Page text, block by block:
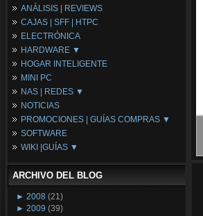
ANÁLISIS | REVIEWS
CAJAS | SFF | HTPC
ELECTRÓNICA
HARDWARE ▼
Fuentes de Alimentación
Memória RAM
Placas Base
Procesadores
Periféricos
Refrigeración
Tarjetas Gráficas
HOGAR INTELIGENTE
MINI PC
NAS | REDES ▼
NAS
Espacio Synology
Redes
NOTICIAS
PROMOCIONES | GUÍAS COMPRAS ▼
Configuraciones Ordenadores
Guías de Compras
SOFTWARE
WIKI |GUÍAS ▼
Wikipedia
ARCHIVO DEL BLOG
► 2008 (21)
► 2009 (39)